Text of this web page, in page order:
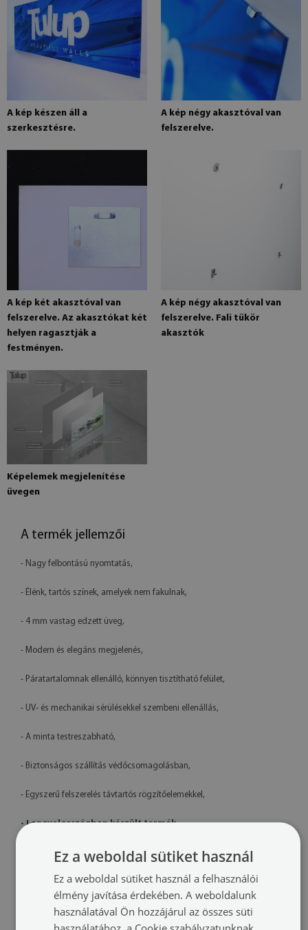
A kép készen áll a
szerkesztésre.
A kép négy akasztóval van
felszerelve.
A kép két akasztóval van
felszerelve. Az akasztókat két
helyen ragasztják a
festményen.
A kép négy akasztóval van
felszerelve. Fali tükör
akasztók
Képelemek megjelenítése
üvegen
A termék jellemzői
- Nagy felbontású nyomtatás,
- Élénk, tartós színek, amelyek nem fakulnak,
- 4 mm vastag edzett üveg,
- Modern és elegáns megjelenés,
- Páratartalomnak ellenálló, könnyen tisztítható felület,
- UV- és mechanikai sérülésekkel szembeni ellenállás,
- A minta testreszabható,
- Biztonságos szállítás védőcsomagolásban,
- Egyszerű felszerelés távtartós rögzítőelemekkel,
- Lengyelországban készült termék
Műszaki adatok
Méretek:100x50 cm, 125x50 cm, 120x60 cm, 140x70 cm
4 mm vastag edzett üveg
Ez a weboldal sütiket használ
Ez a weboldal sütiket használ a felhasználói
élmény javítása érdekében. A weboldalunk
használatával Ön hozzájárul az összes süti
használatához, a Cookie szabályzatunknak